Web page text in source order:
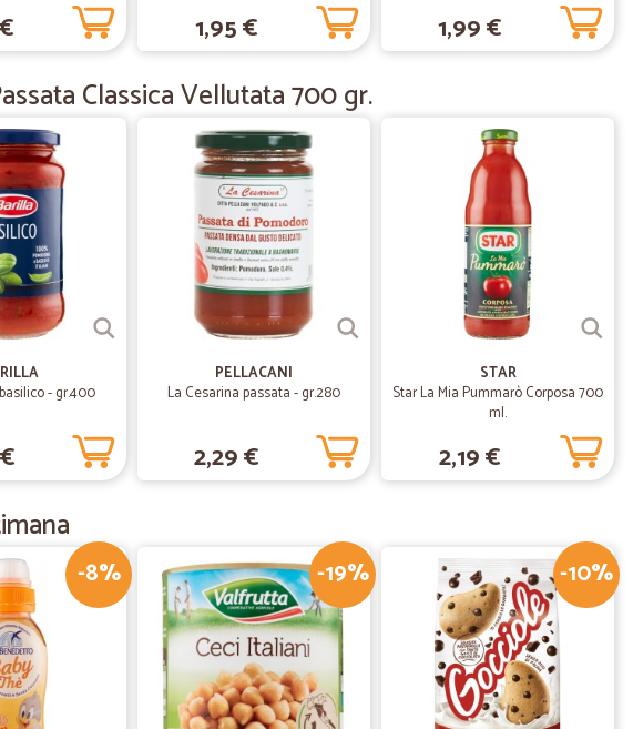
01/04/2020
Stefania M.
ben confenzionati e consegna puntuale.
26/10/2019
—Elisa V.
Grazie
18/07/2019
—Andrea R.
richiesto
richiesto, avevo sbagliato l’indirizzo e mi hanno contattato loro per risolvere il
ho ricevuto il tutto in 4 giorni
24/05/2019
Dalila G.
acquisto, a prezzi davvero convenienti
24/02/2019
Alessandro D.
per tisane
buono
1,95 € 1,99 €
Classica Vellutata 700 gr.
- gr.400
PELLACANI
La Cesarina passata - gr.280
2,29 €
STAR
Star La Mia Pummarò Corposa 700
ml.
2,19 €
-8% -19% -10%